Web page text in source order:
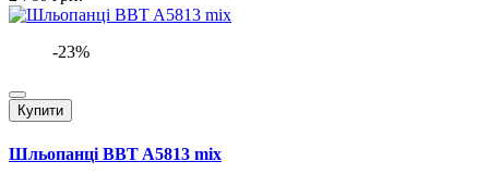
-23%
Купити
Шльопанці BBT A5813 mix